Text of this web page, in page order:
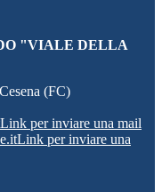
"VIALE DELLA
(FC)
Link per inviare una mail
Link per inviare una